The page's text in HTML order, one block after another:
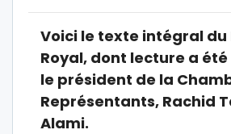
Voici le texte intégral du
Royal, dont lecture a
le président de la
Représentants, Rachid
Alami.